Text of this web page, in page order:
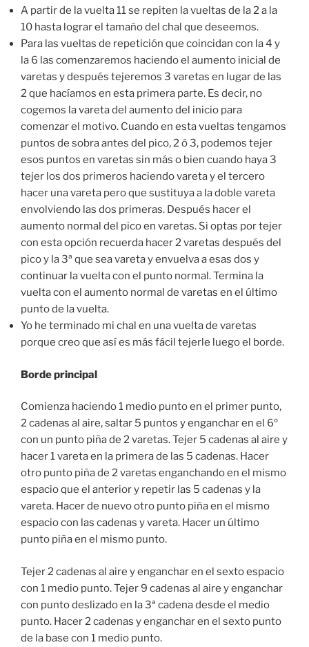
A partir de la vuelta 11 se repiten la vueltas de la 2 a la
10 hasta lograr el tamaño del chal que deseemos.
Para las vueltas de repetición que coincidan con la 4 y
la 6 las comenzaremos haciendo el aumento inicial de
varetas y después tejeremos 3 varetas en lugar de las
2 que hacíamos en esta primera parte. Es decir, no
cogemos la vareta del aumento del inicio para
comenzar el motivo. Cuando en esta vueltas tengamos
puntos de sobra antes del pico, 2 ó 3, podemos tejer
esos puntos en varetas sin más o bien cuando haya 3
tejer los dos primeros haciendo vareta y el tercero
hacer una vareta pero que sustituya a la doble vareta
envolviendo las dos primeras. Después hacer el
aumento normal del pico en varetas. Si optas por tejer
con esta opción recuerda hacer 2 varetas después del
pico y la 3ª que sea vareta y envuelva a esas dos y
continuar la vuelta con el punto normal. Termina la
vuelta con el aumento normal de varetas en el último
punto de la vuelta.
Yo he terminado mi chal en una vuelta de varetas
porque creo que así es más fácil tejerle luego el borde.
Borde principal
Comienza haciendo 1 medio punto en el primer punto,
2 cadenas al aire, saltar 5 puntos y enganchar en el 6º
con un punto piña de 2 varetas. Tejer 5 cadenas al aire y
hacer 1 vareta en la primera de las 5 cadenas. Hacer
otro punto piña de 2 varetas enganchando en el mismo
espacio que el anterior y repetir las 5 cadenas y la
vareta. Hacer de nuevo otro punto piña en el mismo
espacio con las cadenas y vareta. Hacer un último
punto piña en el mismo punto.
Tejer 2 cadenas al aire y enganchar en el sexto espacio
con 1 medio punto. Tejer 9 cadenas al aire y enganchar
con punto deslizado en la 3ª cadena desde el medio
punto. Hacer 2 cadenas y enganchar en el sexto punto
de la base con 1 medio punto.